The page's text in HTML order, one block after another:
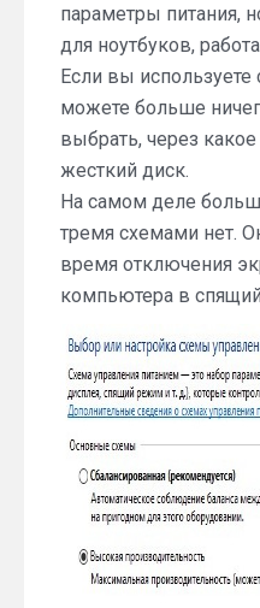
параметры питания,
для ноутбуков,
Если вы
можете больше
выбрать, через
жесткий диск.
На самом деле
тремя схемами нет.
время отключения
компьютера в